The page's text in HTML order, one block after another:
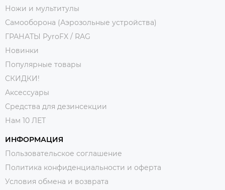
Ножи и мультитулы
Самооборона (Аэрозольные устройства)
ГРАНАТЫ PyroFX / RAG
Новинки
Популярные товары
СКИДКИ!
Аксессуары
Средства для дезинсекции
Нам 10 ЛЕТ
ИНФОРМАЦИЯ
Пользовательское соглашение
Политика конфиденциальности и оферта
Условия обмена и возврата